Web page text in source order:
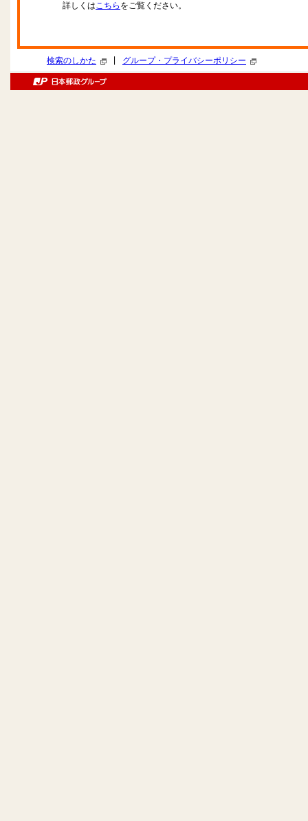
詳しくはこちら をご覧ください。
検索のしかた グループ・プライバシーポリシー